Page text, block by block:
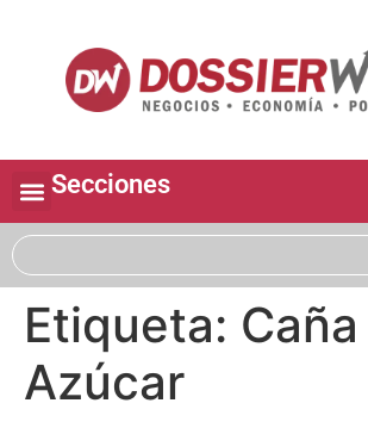
Secciones
Etiqueta:
Azúcar